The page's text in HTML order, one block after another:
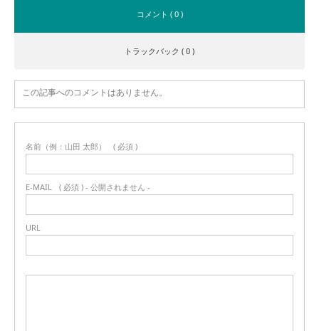
コメント ( 0 )
トラックバック ( 0 )
この記事へのコメントはありません。
名前（例：山田 太郎） ( 必須 )
E-MAIL ( 必須 ) - 公開されません -
URL